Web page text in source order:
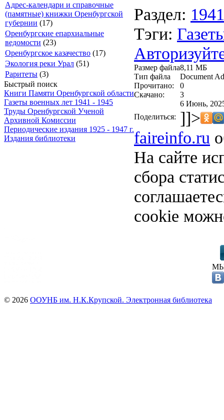
Адрес-календари и справочные
(памятные) книжки Оренбургской
губернии (17)
Оренбургские епархиальные
ведомости (23)
Оренбургское казачество (17)
Экология реки Урал (51)
Раритеты (3)
Быстрый поиск
Книги Памяти Оренбургской области
Газеты военных лет 1941 - 1945
Труды Оренбургской Ученой
Архивной Комиссии
Периодические издания 1925 - 1947 г.
Издания библиотеки
Раздел: 1941
Тэги:
Размер файла8,11 МБ
Тип файла
Document
Прочитано:
0
Скачано:
3
6 Июнь,
Поделиться: ]]>
faireinfo.ru
На сайте
сбора
cookie
© 2026 ООУНБ им. Н.К.Крупской. Электронная библиотека